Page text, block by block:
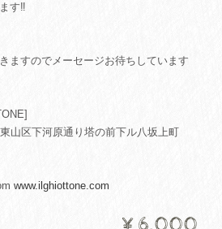
す‼︎
ますのでメーセージお待ちしています
山区下河原通り塔の前下ル八坂上町
www.ilghiottone.com